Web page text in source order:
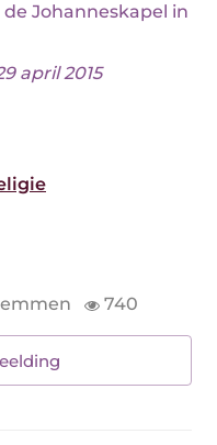
Johanneskapel in
april 2015
740